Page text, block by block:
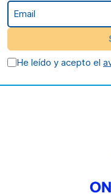
Email
He leído y acepto el